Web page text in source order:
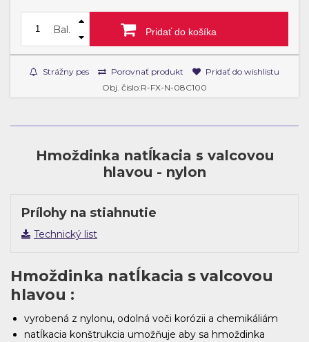
Bal. Pridať do košíka
Strážny pes Porovnať produkt
Pridať do wishlistu
Obj. čislo:R-FX-N-08C100
Hmoždinka natĺkacia s valcovou
hlavou - nylon
Prílohy na stiahnutie
Technický list
Hmoždinka natĺkacia s valcovou
hlavou :
vyrobená z nylonu, odolná voči korózii a chemikáliám
natĺkacia konštrukcia umožňuje aby sa hmoždinka